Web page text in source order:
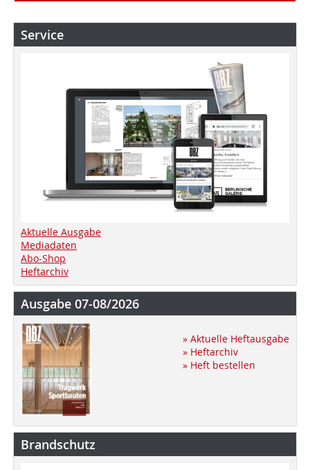
Service
Aktuelle Ausgabe
Mediadaten
Abo-Shop
Heftarchiv
Ausgabe 07-08/2026
» Aktuelle Heftausgabe
» Heftarchiv
» Heft bestellen
Brandschutz